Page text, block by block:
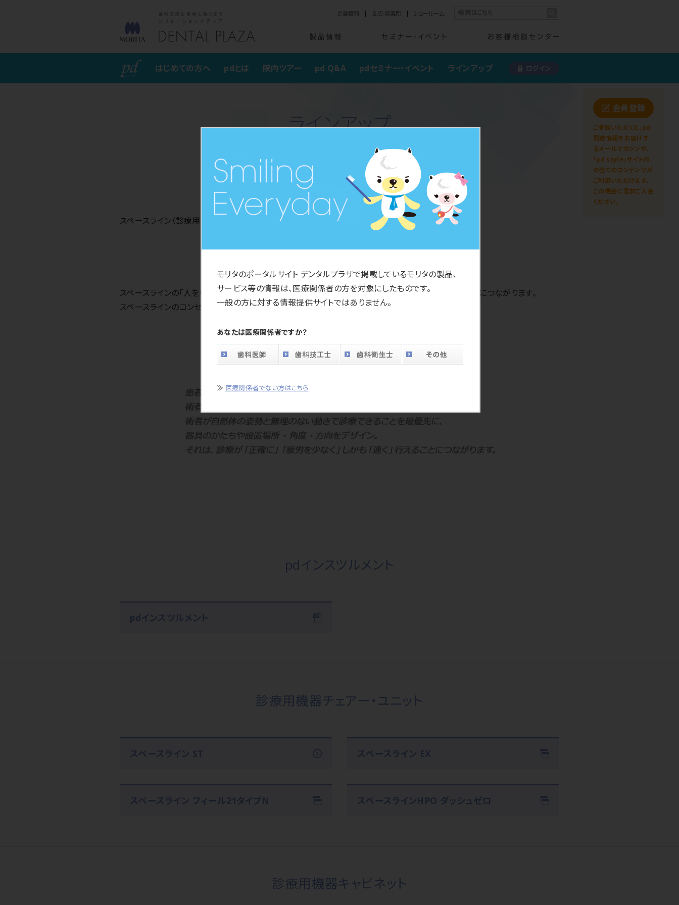
モリタのポータルサイト デンタルプラザで掲載しているモリタの製品、
サービス等の情報は、医療関係者の方を対象にしたものです。
一般の方に対する情報提供サイトではありません。
あなたは医療関係者ですか？
≫ 医療関係者でない方はこちら
pd style すべての人に優しい診療環境の提案
はじめての方へ pdとは 院内ツアー pd Q&A pdセミナー・イベント ラインアップ ログイン
ラインアップ
スペースライン（診療用機器チェアー・ユニット）と診療用機器キャビネットをご案内します。
スペースラインの「人を中心としたデザイン」は、診療が「正確に」「疲労を少なく」しかも「速く」行えることにつながります。
スペースラインのコンセプト・製品特徴をご案内致します。
pdインスツルメント
pdインスツルメント
診療用機器チェアー・ユニット
スペースライン ST スペースライン EX
スペースライン フィール21タイプN スペースラインHPO ダッシュゼロ
診療用機器キャビネット
会員登録
ご登録いただくと、pd
関連情報をお届けす
るメールマガジンや、
「pd style」サイト内
の全てのコンテンツが
ご利用いただけます。
この機会に是非ご入会
ください。